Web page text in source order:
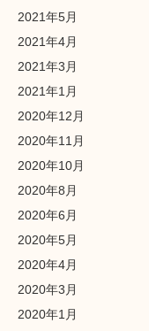
2021年5月
2021年4月
2021年3月
2021年1月
2020年12月
2020年11月
2020年10月
2020年8月
2020年6月
2020年5月
2020年4月
2020年3月
2020年1月